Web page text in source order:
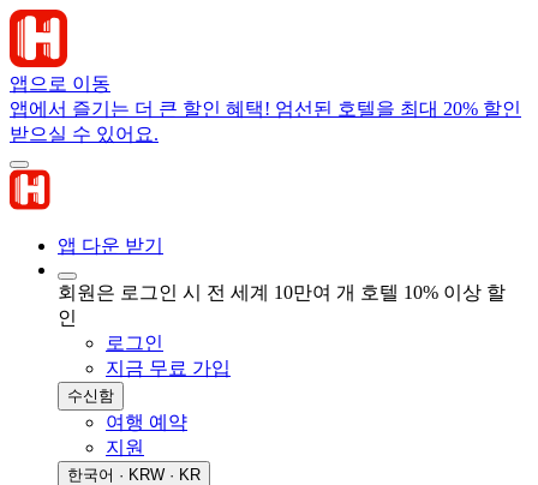
앱으로 이동
앱에서 즐기는 더 큰 할인 혜택! 엄선된 호텔을 최대 20% 할인
받으실 수 있어요.
앱 다운 받기
회원은 로그인 시 전 세계 10만여 개 호텔 10% 이상 할
인
로그인
지금 무료 가입
수신함
여행 예약
지원
한국어 · KRW · KR